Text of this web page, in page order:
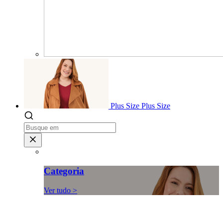
Plus Size Plus Size
Categoria
Ver tudo >